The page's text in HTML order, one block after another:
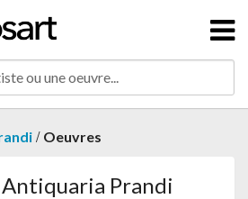
/ Oeuvres
Prandi